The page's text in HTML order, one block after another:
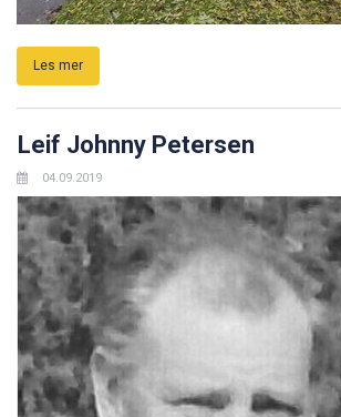
Les mer
Leif Johnny Petersen
04.09.2019